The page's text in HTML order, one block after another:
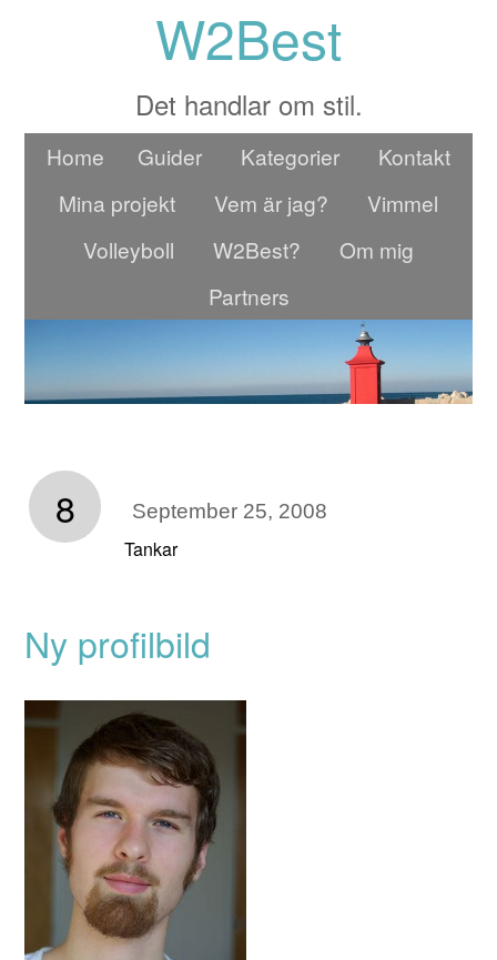
W2Best
Det handlar om stil.
Home Guider Kategorier
Kontakt
Mina projekt
Vem är jag?
Vimmel
Volleyboll
W2Best?
Om mig
Partners
8 September 25, 2008
Tankar
Ny profilbild